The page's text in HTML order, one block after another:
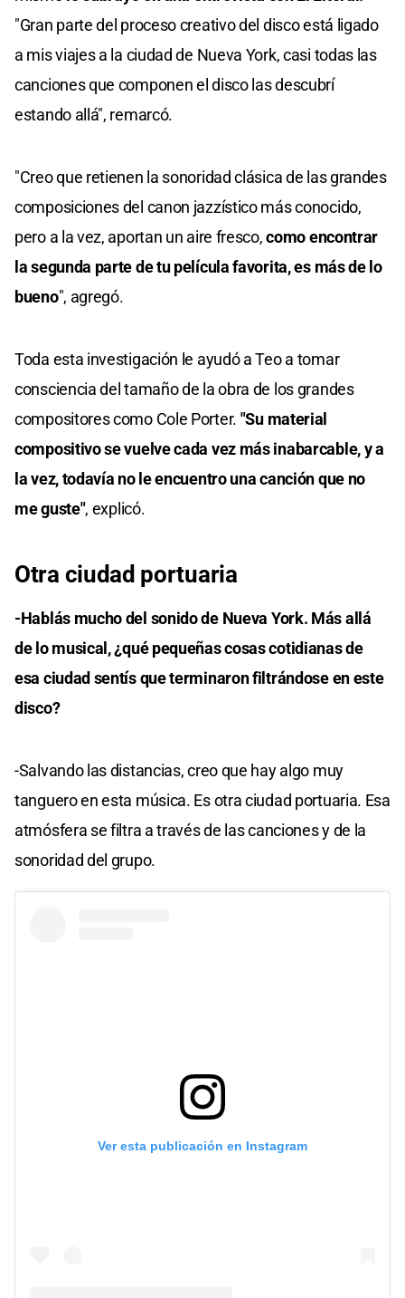
"Gran parte del proceso creativo del disco está ligado
a mis viajes a la ciudad de Nueva York, casi todas las
canciones que componen el disco las descubrí
estando allá", remarcó.
"Creo que retienen la sonoridad clásica de las grandes
composiciones del canon jazzístico más conocido,
pero a la vez, aportan un aire fresco,como encontrar
la segunda parte de tu película favorita, es más de lo
bueno", agregó.
Toda esta investigación le ayudó a Teo a tomar
consciencia del tamaño de la obra de los grandes
compositores como Cole Porter. "Su material
compositivo se vuelve cada vez más inabarcable, y a
la vez, todavía no le encuentro una canción que no
me guste", explicó.
Otra ciudad portuaria
-Hablás mucho del sonido de Nueva York. Más allá
de lo musical, ¿qué pequeñas cosas cotidianas de
esa ciudad sentís que terminaron filtrándose en este
disco?
-Salvando las distancias, creo que hay algo muy
tanguero en esta música. Es otra ciudad portuaria. Esa
atmósfera se filtra a través de las canciones y de la
sonoridad del grupo.
Ver esta publicación en Instagram